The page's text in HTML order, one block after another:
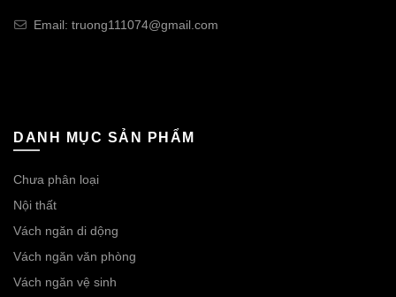
Email: truong111074@gmail.com
DANH MỤC SẢN PHẨM
Chưa phân loại
Nội thất
Vách ngăn di dộng
Vách ngăn văn phòng
Vách ngăn vệ sinh